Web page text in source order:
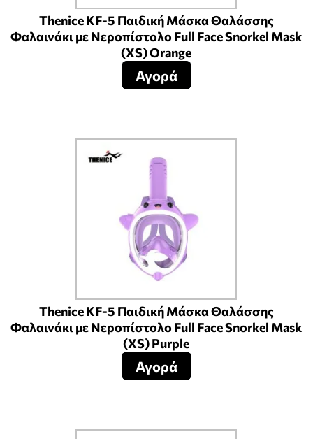
Thenice KF-5 Παιδική Μάσκα Θαλάσσης
Φαλαινάκι με Νεροπίστολο Full Face Snorkel Mask
(XS) Orange
Αγορά
Thenice KF-5 Παιδική Μάσκα Θαλάσσης
Φαλαινάκι με Νεροπίστολο Full Face Snorkel Mask
(XS) Purple
Αγορά